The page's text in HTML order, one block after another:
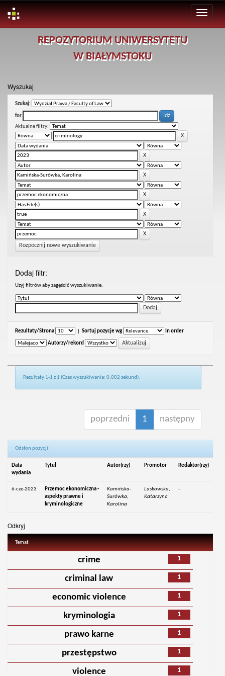
REPOZYTORIUM UNIWERSYTETU
W BIAŁYMSTOKU
Wyszukaj
Szukaj:
for
Aktualne filtry:
Rozpocznij nowe wyszukiwanie
Dodaj filtr:
Uzyj filtrów aby zagęścić wyszukiwanie.
Rezultaty/Strona Sortuj pozycje wg In order
Autorzy/rekord
Rezultaty 1-1 z 1 (Czas wyszukiwania: 0.002 sekund).
poprzedni 1 następny
Odsłon pozycji:
Data
wydania
Tytuł Autor(rzy) Promotor Redaktor(rzy)
6-cze-2023
Przemoc ekonomiczna -
aspekty prawne i
kryminologiczne
Kamińska-
Surówka,
Karolina
Laskowska,
Katarzyna
-
Odkryj
Temat
1
crime
1
criminal law
1
economic violence
1
kryminologia
1
prawo karne
1
przestępstwo
1
violence